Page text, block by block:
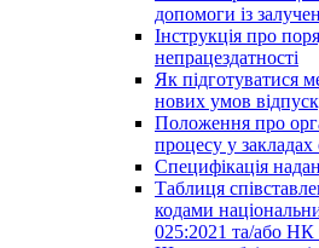
допомоги із
Інструкція про
непрацездатності
Як підготуватися
нових умов
Положення про
процесу у
Специфікація
Таблиця
кодами
025:2021 та/або НК